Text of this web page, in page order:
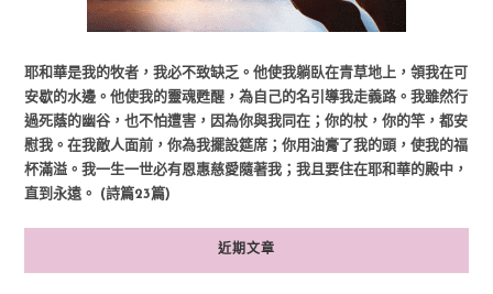
耶和華是我的牧者，我必不致缺乏。他使我躺臥在青草地上，領我在可
安歇的水邊。他使我的靈魂甦醒，為自己的名引導我走義路。我雖然行
過死蔭的幽谷，也不怕遭害，因為你與我同在；你的杖，你的竿，都安
慰我。在我敵人面前，你為我擺設筵席；你用油膏了我的頭，使我的福
杯滿溢。我一生一世必有恩惠慈愛隨著我；我且要住在耶和華的殿中，
直到永遠。 (詩篇23篇)
近期文章